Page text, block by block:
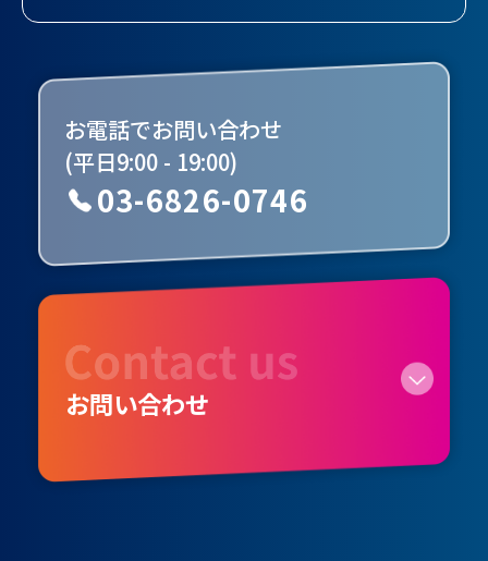
お電話でお問い合わせ
(平日9:00 - 19:00)
03-6826-0746
お問い合わせ